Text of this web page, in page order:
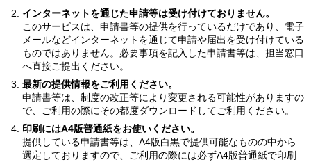
インターネットを通じた申請等は受け付けておりません。
このサービスは、申請書等の提供を行っているだけであり、電子
メールなどインターネットを通じて申請や届出を受け付けている
ものではありません。必要事項を記入した申請書等は、担当窓口
へ直接ご提出ください。
最新の提供情報をご利用ください。
申請書等は、制度の改正等により変更される可能性がありますの
で、ご利用の際にその都度ダウンロードしてご利用ください。
印刷にはA4版普通紙をお使いください。
提供している申請書等は、A4版白黒で提供可能なものの中から
選定しておりますので、ご利用の際には必ずA4版普通紙で印刷